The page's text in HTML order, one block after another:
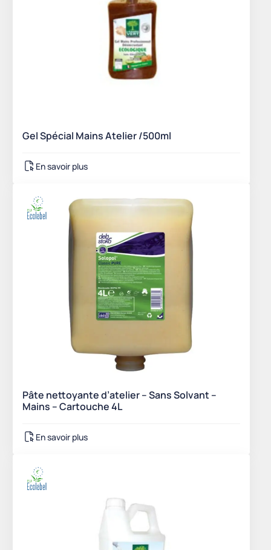
Gel Spécial Mains Atelier /500ml
En savoir plus
Pâte nettoyante d’atelier – Sans Solvant –
Mains – Cartouche 4L
En savoir plus